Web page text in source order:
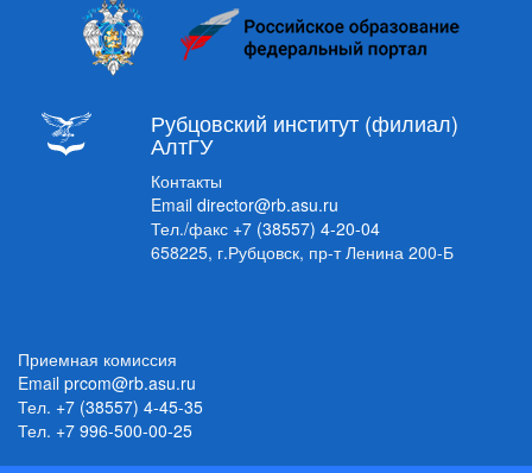
Рубцовский институт (филиал)
АлтГУ
Контакты
Email director@rb.asu.ru
Тел./факс +7 (38557) 4-20-04
658225, г.Рубцовск, пр-т Ленина 200-Б
Приемная комиссия
Email prcom@rb.asu.ru
Тел. +7 (38557) 4-45-35
Тел. +7 996-500-00-25